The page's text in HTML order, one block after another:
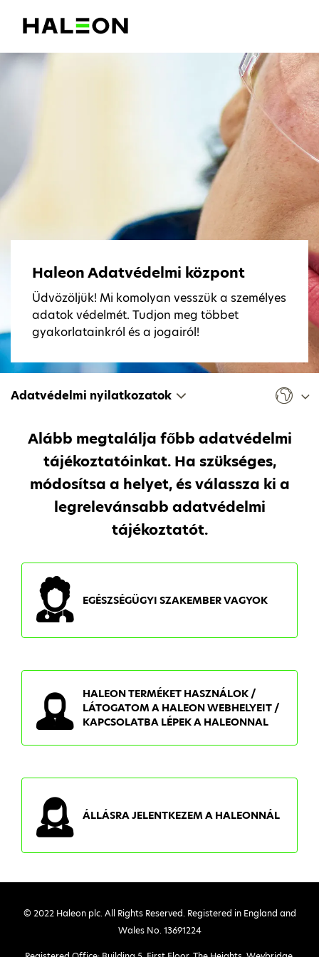
Haleon Adatvédelmi központ
Üdvözöljük! Mi komolyan vesszük a személyes
adatok védelmét. Tudjon meg többet
gyakorlatainkról és a jogairól!
Adatvédelmi nyilatkozatok
Alább megtalálja főbb adatvédelmi
tájékoztatóinkat. Ha szükséges,
módosítsa a helyet, és válassza ki a
legrelevánsabb adatvédelmi
tájékoztatót.
EGÉSZSÉGÜGYI SZAKEMBER VAGYOK
HALEON TERMÉKET HASZNÁLOK /
LÁTOGATOM A HALEON WEBHELYEIT /
KAPCSOLATBA LÉPEK A HALEONNAL
ÁLLÁSRA JELENTKEZEM A HALEONNÁL
© 2022 Haleon plc. All Rights Reserved. Registered in England and
Wales No. 13691224